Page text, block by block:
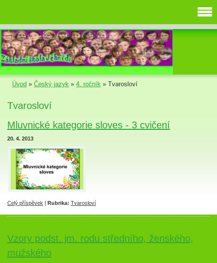
Úvod » Český jazyk » 4. ročník » Tvarosloví
Tvarosloví
Mluvnické kategorie sloves - 3 cvičení
20. 4. 2013
Celý příspěvek Rubrika: Tvarosloví
Vzory podst. jm. rodu středního, ženského,
mužského